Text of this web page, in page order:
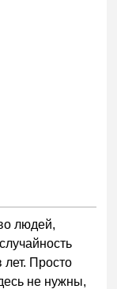
людей,
лет. Просто
не нужны,